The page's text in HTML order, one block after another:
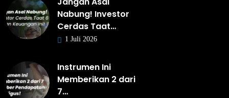
Nabung! Investor
Cerdas Taat…
1 Juli 2026
Instrumen Ini
Memberikan 2 dari
7…